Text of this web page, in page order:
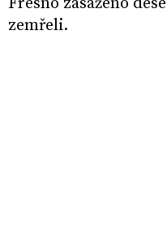
zemřeli.